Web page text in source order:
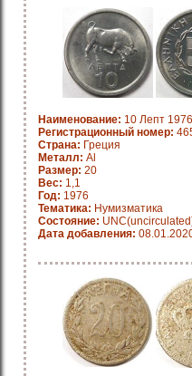
Наименование: 10 Лепт
Регистрационный номер:
Страна: Греция
Металл: Al
Размер: 20
Вес: 1,1
Год: 1976
Тематика: Нумизматика
Состояние:
Дата добавления: